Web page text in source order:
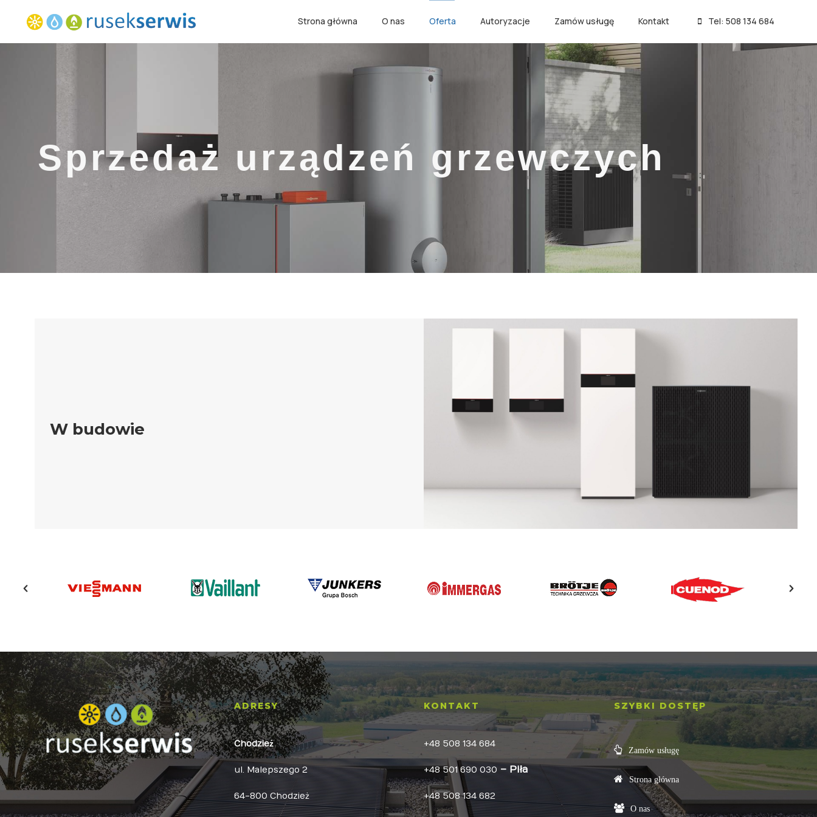
Strona główna O nas Oferta Autoryzacje Zamów usługę Kontakt Tel: 508 134 684
Sprzedaż urządzeń grzewczych
W budowie
ADRESY
Chodzież
ul. Malepszego 2
64-800 Chodzież
KONTAKT
+48 508 134 684
+48 501 690 030 – Piła
+48 508 134 682
SZYBKI DOSTĘP
Zamów usługę
Strona główna
O nas